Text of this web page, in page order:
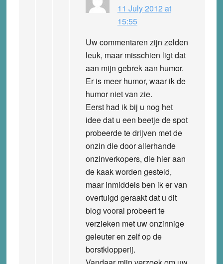
11 July 2012 at
15:55
Uw commentaren zijn zelden
leuk, maar misschien ligt dat
aan mijn gebrek aan humor.
Er is meer humor, waar ik de
humor niet van zie.
Eerst had ik bij u nog het
idee dat u een beetje de spot
probeerde te drijven met de
onzin die door allerhande
onzinverkopers, die hier aan
de kaak worden gesteld,
maar inmiddels ben ik er van
overtuigd geraakt dat u dit
blog vooral probeert te
verzieken met uw onzinnige
geleuter en zelf op de
borstklopperij.